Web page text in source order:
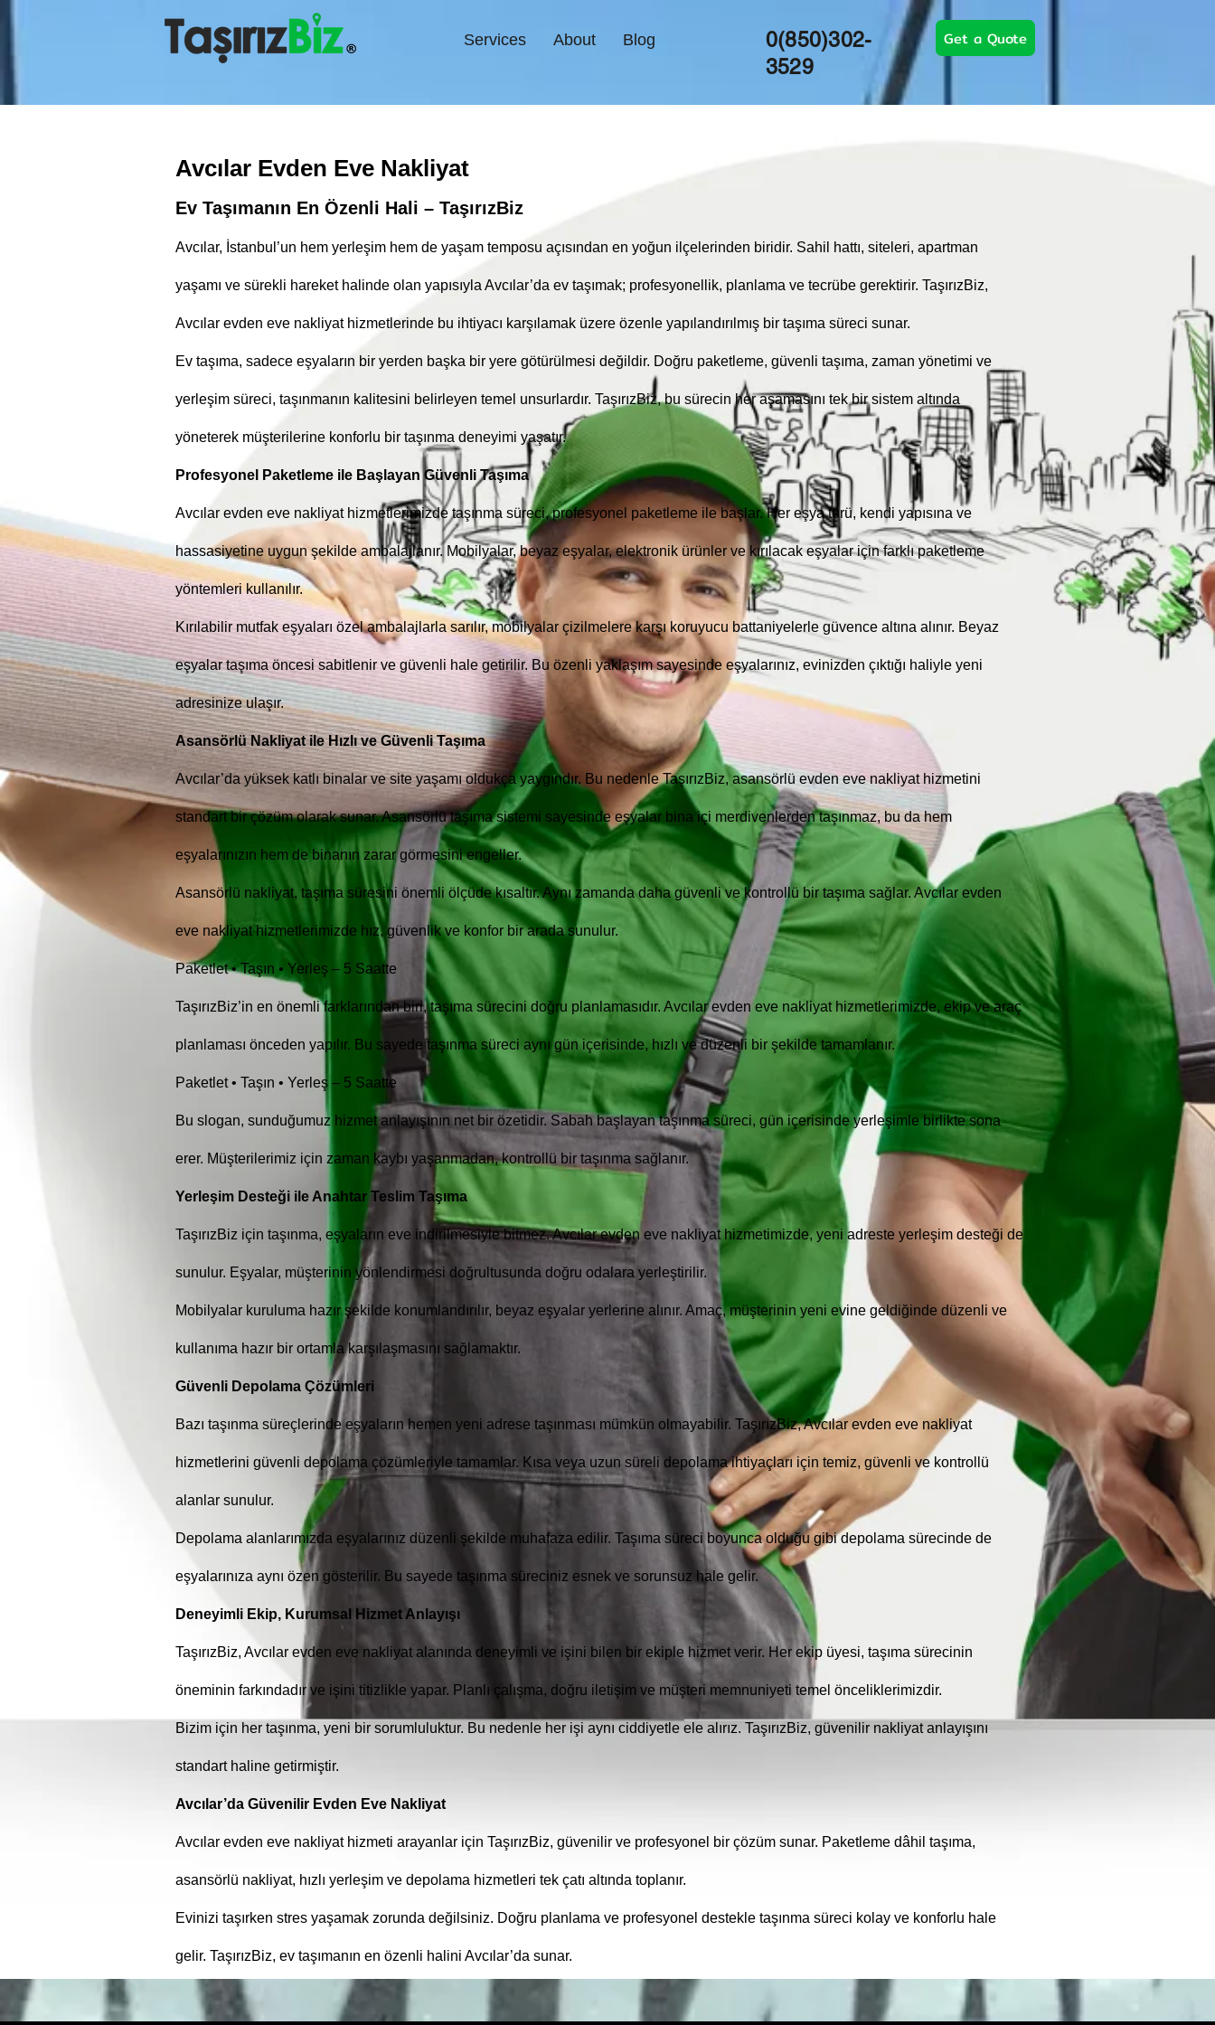
Services About Blog
0(850)302-
3529
Get a Quote
Avcılar Evden Eve Nakliyat
Ev Taşımanın En Özenli Hali – TaşırızBiz
Avcılar, İstanbul’un hem yerleşim hem de yaşam temposu açısından en yoğun ilçelerinden biridir. Sahil hattı, siteleri, apartman
yaşamı ve sürekli hareket halinde olan yapısıyla Avcılar’da ev taşımak; profesyonellik, planlama ve tecrübe gerektirir. TaşırızBiz,
Avcılar evden eve nakliyat hizmetlerinde bu ihtiyacı karşılamak üzere özenle yapılandırılmış bir taşıma süreci sunar.
Ev taşıma, sadece eşyaların bir yerden başka bir yere götürülmesi değildir. Doğru paketleme, güvenli taşıma, zaman yönetimi ve
yerleşim süreci, taşınmanın kalitesini belirleyen temel unsurlardır. TaşırızBiz, bu sürecin her aşamasını tek bir sistem altında
yöneterek müşterilerine konforlu bir taşınma deneyimi yaşatır.
Profesyonel Paketleme ile Başlayan Güvenli Taşıma
Avcılar evden eve nakliyat hizmetlerimizde taşınma süreci, profesyonel paketleme ile başlar. Her eşya türü, kendi yapısına ve
hassasiyetine uygun şekilde ambalajlanır. Mobilyalar, beyaz eşyalar, elektronik ürünler ve kırılacak eşyalar için farklı paketleme
yöntemleri kullanılır.
Kırılabilir mutfak eşyaları özel ambalajlarla sarılır, mobilyalar çizilmelere karşı koruyucu battaniyelerle güvence altına alınır. Beyaz
eşyalar taşıma öncesi sabitlenir ve güvenli hale getirilir. Bu özenli yaklaşım sayesinde eşyalarınız, evinizden çıktığı haliyle yeni
adresinize ulaşır.
Asansörlü Nakliyat ile Hızlı ve Güvenli Taşıma
Avcılar’da yüksek katlı binalar ve site yaşamı oldukça yaygındır. Bu nedenle TaşırızBiz, asansörlü evden eve nakliyat hizmetini
standart bir çözüm olarak sunar. Asansörlü taşıma sistemi sayesinde eşyalar bina içi merdivenlerden taşınmaz, bu da hem
eşyalarınızın hem de binanın zarar görmesini engeller.
Asansörlü nakliyat, taşıma süresini önemli ölçüde kısaltır. Aynı zamanda daha güvenli ve kontrollü bir taşıma sağlar. Avcılar evden
eve nakliyat hizmetlerimizde hız, güvenlik ve konfor bir arada sunulur.
Paketlet • Taşın • Yerleş – 5 Saatte
TaşırızBiz’in en önemli farklarından biri, taşıma sürecini doğru planlamasıdır. Avcılar evden eve nakliyat hizmetlerimizde, ekip ve araç
planlaması önceden yapılır. Bu sayede taşınma süreci aynı gün içerisinde, hızlı ve düzenli bir şekilde tamamlanır.
Paketlet • Taşın • Yerleş – 5 Saatte
Bu slogan, sunduğumuz hizmet anlayışının net bir özetidir. Sabah başlayan taşınma süreci, gün içerisinde yerleşimle birlikte sona
erer. Müşterilerimiz için zaman kaybı yaşanmadan, kontrollü bir taşınma sağlanır.
Yerleşim Desteği ile Anahtar Teslim Taşıma
TaşırızBiz için taşınma, eşyaların eve indirilmesiyle bitmez. Avcılar evden eve nakliyat hizmetimizde, yeni adreste yerleşim desteği de
sunulur. Eşyalar, müşterinin yönlendirmesi doğrultusunda doğru odalara yerleştirilir.
Mobilyalar kuruluma hazır şekilde konumlandırılır, beyaz eşyalar yerlerine alınır. Amaç, müşterinin yeni evine geldiğinde düzenli ve
kullanıma hazır bir ortamla karşılaşmasını sağlamaktır.
Güvenli Depolama Çözümleri
Bazı taşınma süreçlerinde eşyaların hemen yeni adrese taşınması mümkün olmayabilir. TaşırızBiz, Avcılar evden eve nakliyat
hizmetlerini güvenli depolama çözümleriyle tamamlar. Kısa veya uzun süreli depolama ihtiyaçları için temiz, güvenli ve kontrollü
alanlar sunulur.
Depolama alanlarımızda eşyalarınız düzenli şekilde muhafaza edilir. Taşıma süreci boyunca olduğu gibi depolama sürecinde de
eşyalarınıza aynı özen gösterilir. Bu sayede taşınma süreciniz esnek ve sorunsuz hale gelir.
Deneyimli Ekip, Kurumsal Hizmet Anlayışı
TaşırızBiz, Avcılar evden eve nakliyat alanında deneyimli ve işini bilen bir ekiple hizmet verir. Her ekip üyesi, taşıma sürecinin
öneminin farkındadır ve işini titizlikle yapar. Planlı çalışma, doğru iletişim ve müşteri memnuniyeti temel önceliklerimizdir.
Bizim için her taşınma, yeni bir sorumluluktur. Bu nedenle her işi aynı ciddiyetle ele alırız. TaşırızBiz, güvenilir nakliyat anlayışını
standart haline getirmiştir.
Avcılar’da Güvenilir Evden Eve Nakliyat
Avcılar evden eve nakliyat hizmeti arayanlar için TaşırızBiz, güvenilir ve profesyonel bir çözüm sunar. Paketleme dâhil taşıma,
asansörlü nakliyat, hızlı yerleşim ve depolama hizmetleri tek çatı altında toplanır.
Evinizi taşırken stres yaşamak zorunda değilsiniz. Doğru planlama ve profesyonel destekle taşınma süreci kolay ve konforlu hale
gelir. TaşırızBiz, ev taşımanın en özenli halini Avcılar’da sunar.